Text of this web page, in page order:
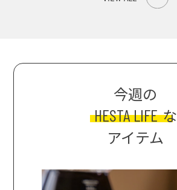
今週の
HESTA LIFE な
アイテム